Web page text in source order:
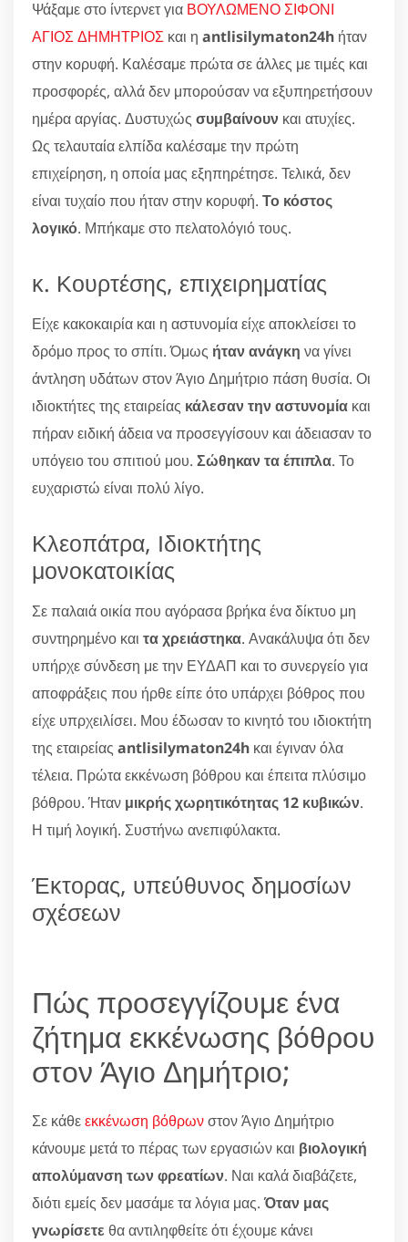
Ψάξαμε στο ίντερνετ για ΒΟΥΛΩΜΕΝΟ ΣΙΦΟΝΙ
ΑΓΙΟΣ ΔΗΜΗΤΡΙΟΣ και η antlisilymaton24h ήταν
στην κορυφή. Καλέσαμε πρώτα σε άλλες με τιμές και
προσφορές, αλλά δεν μπορούσαν να εξυπηρετήσουν
ημέρα αργίας. Δυστυχώς συμβαίνουν και ατυχίες.
Ως τελαυταία ελπίδα καλέσαμε την πρώτη
επιχείρηση, η οποία μας εξηπηρέτησε. Τελικά, δεν
είναι τυχαίο που ήταν στην κορυφή. Το κόστος
λογικό. Μπήκαμε στο πελατολόγιό τους.
κ. Κουρτέσης, επιχειρηματίας
Είχε κακοκαιρία και η αστυνομία είχε αποκλείσει το
δρόμο προς το σπίτι. Όμως ήταν ανάγκη να γίνει
άντληση υδάτων στον Άγιο Δημήτριο πάση θυσία. Οι
ιδιοκτήτες της εταιρείας κάλεσαν την αστυνομία και
πήραν ειδική άδεια να προσεγγίσουν και άδειασαν το
υπόγειο του σπιτιού μου. Σώθηκαν τα έπιπλα. Το
ευχαριστώ είναι πολύ λίγο.
Κλεοπάτρα, Ιδιοκτήτης
μονοκατοικίας
Σε παλαιά οικία που αγόρασα βρήκα ένα δίκτυο μη
συντηρημένο και τα χρειάστηκα. Ανακάλυψα ότι δεν
υπήρχε σύνδεση με την ΕΥΔΑΠ και το συνεργείο για
αποφράξεις που ήρθε είπε ότο υπάρχει βόθρος που
είχε υπρχειλίσει. Μου έδωσαν το κινητό του ιδιοκτήτη
της εταιρείας antlisilymaton24h και έγιναν όλα
τέλεια. Πρώτα εκκένωση βόθρου και έπειτα πλύσιμο
βόθρου. Ήταν μικρής χωρητικότητας 12 κυβικών.
Η τιμή λογική. Συστήνω ανεπιφύλακτα.
Έκτορας, υπεύθυνος δημοσίων
σχέσεων
Πώς προσεγγίζουμε ένα
ζήτημα εκκένωσης βόθρου
στον Άγιο Δημήτριο;
Σε κάθεεκκένωση βόθρωνστον Άγιο Δημήτριο
κάνουμε μετά το πέρας των εργασιών και βιολογική
απολύμανση των φρεατίων. Ναι καλά διαβάζετε,
διότι εμείς δεν μασάμε τα λόγια μας.Όταν μας
γνωρίσετε θα αντιληφθείτε ότι έχουμε κάνει